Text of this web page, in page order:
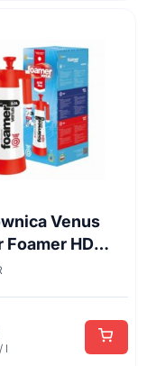
Venus
Foamer HD
2L
l